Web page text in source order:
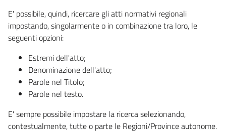
E' possibile, quindi, ricercare gli atti normativi regionali
impostando, singolarmente o in combinazione tra loro, le
seguenti opzioni:
Estremi dell'atto;
Denominazione dell'atto;
Parole nel Titolo;
Parole nel testo.
E' sempre possibile impostare la ricerca selezionando,
contestualmente, tutte o parte le Regioni/Province autonome.